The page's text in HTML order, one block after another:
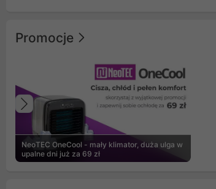
Promocje
NeoTEC OneCool - mały klimator, duża ulga w
upalne dni już za 69 zł
Poprzedni